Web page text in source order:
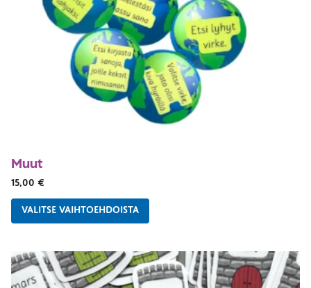
Muut
15,00 €
VALITSE VAIHTOEHDOISTA